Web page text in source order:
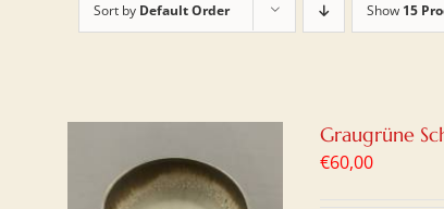
Sort by Default Order Show 15
Graugrüne
€60,00